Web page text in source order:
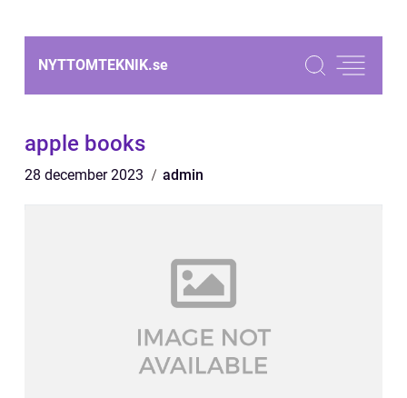
NYTTOMTEKNIK.se
apple books
28 december 2023 admin